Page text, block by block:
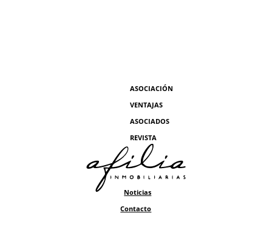
ASOCIACIÓN
VENTAJAS
ASOCIADOS
REVISTA
Noticias
Contacto